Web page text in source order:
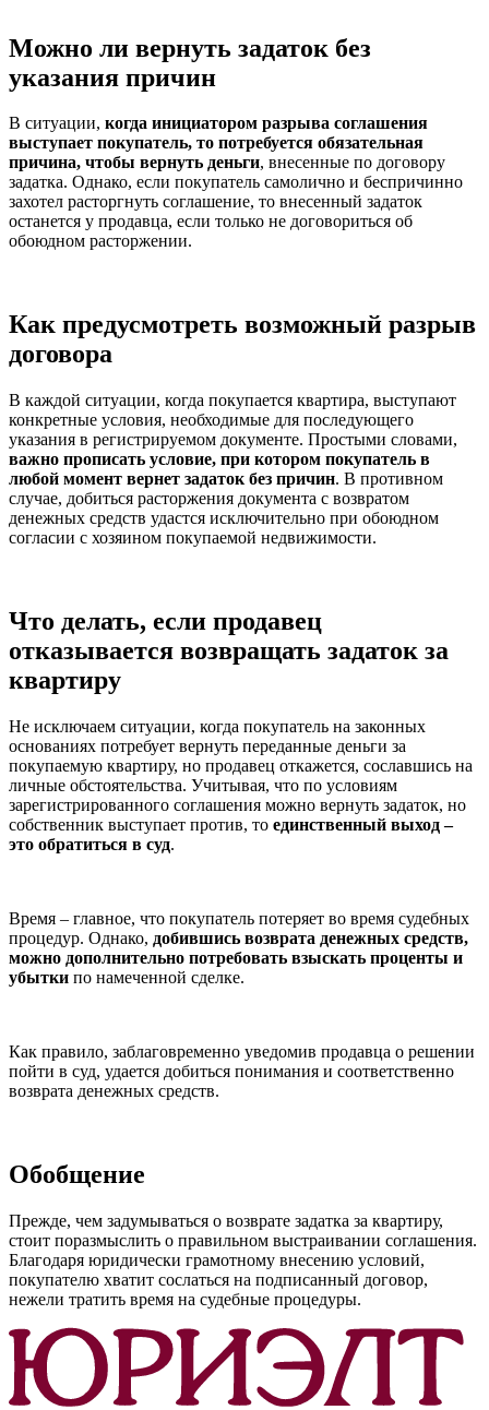
Можно ли вернуть задаток без
указания причин
В ситуации, когда инициатором разрыва соглашения
выступает покупатель, то потребуется обязательная
причина, чтобы вернуть деньги, внесенные по договору
задатка. Однако, если покупатель самолично и беспричинно
захотел расторгнуть соглашение, то внесенный задаток
останется у продавца, если только не договориться об
обоюдном расторжении.
Как предусмотреть возможный разрыв
договора
В каждой ситуации, когда покупается квартира, выступают
конкретные условия, необходимые для последующего
указания в регистрируемом документе. Простыми словами,
важно прописать условие, при котором покупатель в
любой момент вернет задаток без причин. В противном
случае, добиться расторжения документа с возвратом
денежных средств удастся исключительно при обоюдном
согласии с хозяином покупаемой недвижимости.
Что делать, если продавец
отказывается возвращать задаток за
квартиру
Не исключаем ситуации, когда покупатель на законных
основаниях потребует вернуть переданные деньги за
покупаемую квартиру, но продавец откажется, сославшись на
личные обстоятельства. Учитывая, что по условиям
зарегистрированного соглашения можно вернуть задаток, но
собственник выступает против, то единственный выход –
это обратиться в суд.
Время – главное, что покупатель потеряет во время судебных
процедур. Однако, добившись возврата денежных средств,
можно дополнительно потребовать взыскать проценты и
убытки по намеченной сделке.
Как правило, заблаговременно уведомив продавца о решении
пойти в суд, удается добиться понимания и соответственно
возврата денежных средств.
Обобщение
Прежде, чем задумываться о возврате задатка за квартиру,
стоит поразмыслить о правильном выстраивании соглашения.
Благодаря юридически грамотному внесению условий,
покупателю хватит сослаться на подписанный договор,
нежели тратить время на судебные процедуры.